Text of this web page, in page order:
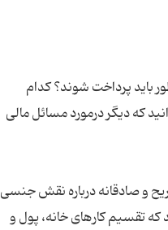
باید پرداخت شوند؟ کدام
که دیگر درمورد مسائل مالی
و صادقانه درباره نقش جنسی
تقسیم کارهای خانه، پول و